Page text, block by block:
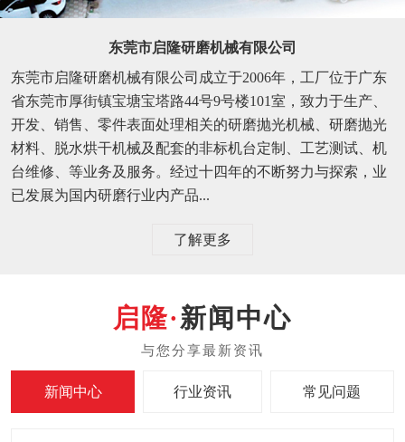
东莞市启隆研磨机械有限公司
东莞市启隆研磨机械有限公司成立于2006年，工厂位于广东
省东莞市厚街镇宝塘宝塔路44号9号楼101室，致力于生产、
开发、销售、零件表面处理相关的研磨抛光机械、研磨抛光
材料、脱水烘干机械及配套的非标机台定制、工艺测试、机
台维修、等业务及服务。经过十四年的不断努力与探索，业
已发展为国内研磨行业内产品...
了解更多
新闻中心
新闻中心 行业资讯 常见问题